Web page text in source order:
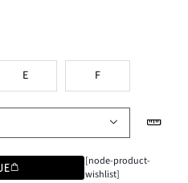
E F
[node-product-
wishlist]